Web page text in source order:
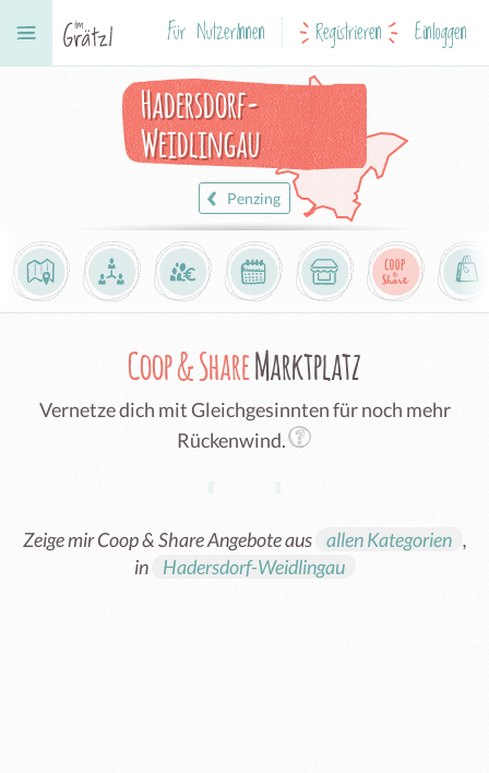
Für NutzerInnen Registrieren Einloggen
Hadersdorf-
Weidlingau
Penzing
Coop & ShareMarktplatz
Vernetze dich mit Gleichgesinnten für noch mehr
Rückenwind.
Zeige mir Coop & Share Angebote aus allen Kategorien ,
in
Hadersdorf-Weidlingau